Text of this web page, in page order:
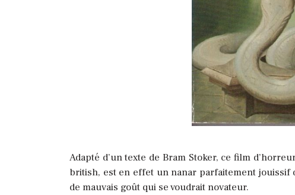
Adapté d’un texte de Bram Stoker, ce film
british, est en effet un nanar parfaitement jouissif
de mauvais goût qui se voudrait novateur.